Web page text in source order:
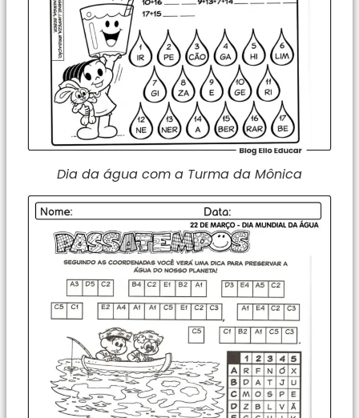
Dia da água com a Turma da Mônica